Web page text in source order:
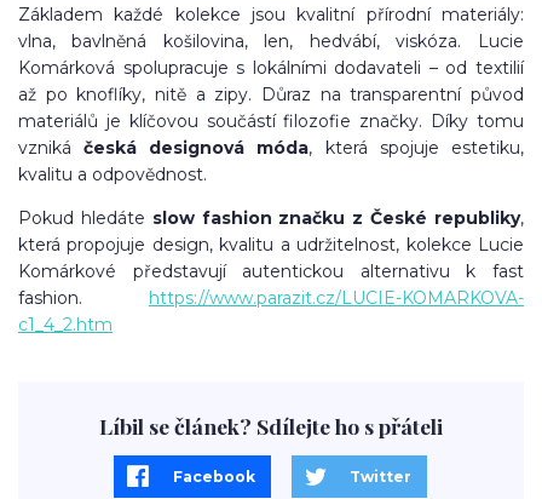
Základem každé kolekce jsou kvalitní přírodní materiály:
vlna, bavlněná košilovina, len, hedvábí, viskóza. Lucie
Komárková spolupracuje s lokálními dodavateli – od textilií
až po knoflíky, nitě a zipy. Důraz na transparentní původ
materiálů je klíčovou součástí filozofie značky. Díky tomu
vznikáčeská designová móda, která spojuje estetiku,
kvalitu a odpovědnost.
Pokud hledáte slow fashion značku z České republiky,
která propojuje design, kvalitu a udržitelnost, kolekce Lucie
Komárkové představují autentickou alternativu k fast
fashion. https://www.parazit.cz/LUCIE-KOMARKOVA-
c1_4_2.htm
Líbil se článek? Sdílejte ho s přáteli
Facebook Twitter